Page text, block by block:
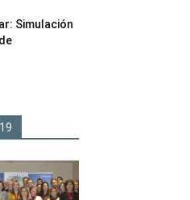
Simulación